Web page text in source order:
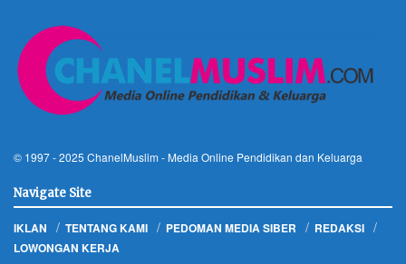
© 1997 - 2025 ChanelMuslim - Media Online Pendidikan dan Keluarga
Navigate Site
IKLAN TENTANG KAMI PEDOMAN MEDIA SIBER
REDAKSI
LOWONGAN KERJA